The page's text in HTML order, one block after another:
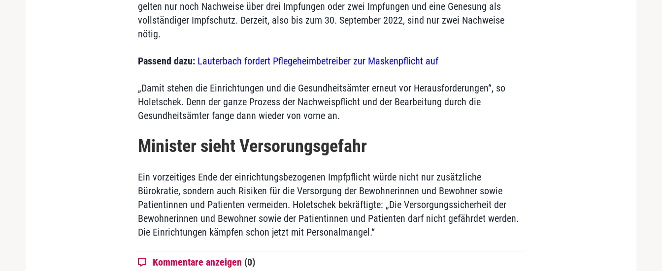
gelten nur noch Nachweise über drei Impfungen oder zwei Impfungen und eine Genesung als
vollständiger Impfschutz. Derzeit, also bis zum 30. September 2022, sind nur zwei Nachweise
nötig.
Passend dazu: Lauterbach fordert Pflegeheimbetreiber zur Maskenpflicht auf
„Damit stehen die Einrichtungen und die Gesundheitsämter erneut vor Herausforderungen“, so
Holetschek. Denn der ganze Prozess der Nachweispflicht und der Bearbeitung durch die
Gesundheitsämter fange dann wieder von vorne an.
Minister sieht Versorungsgefahr
Ein vorzeitiges Ende der einrichtungsbezogenen Impfpflicht würde nicht nur zusätzliche
Bürokratie, sondern auch Risiken für die Versorgung der Bewohnerinnen und Bewohner sowie
Patientinnen und Patienten vermeiden. Holetschek bekräftigte: „Die Versorgungssicherheit der
Bewohnerinnen und Bewohner sowie der Patientinnen und Patienten darf nicht gefährdet werden.
Die Einrichtungen kämpfen schon jetzt mit Personalmangel.“
Kommentare anzeigen (0)